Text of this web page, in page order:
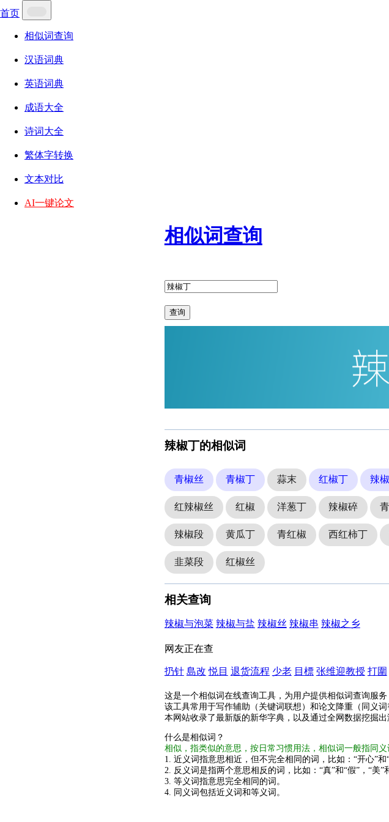
首页
相似词查询
汉语词典
英语词典
成语大全
诗词大全
繁体字转换
文本对比
AI一键论文
相似词查询
查询
辣椒丁的相似词
青椒丝 青椒丁 蒜末 红椒丁 辣
红辣椒丝 红椒 洋葱丁 辣椒碎
辣椒段 黄瓜丁 青红椒 西红柿丁
韭菜段 红椒丝
相关查询
辣椒与泡菜 辣椒与盐 辣椒丝 辣椒串 辣椒之乡
网友正在查
扔针 島改 悦目 退货流程 少老 目標 张维迎教授 打圍
这是一个相似词在线查询工具，为用户提供相似词查询服
该工具常用于写作辅助（关键词联想）和论文降重（同义词
本网站收录了最新版的新华字典，以及通过全网数据挖掘
什么是相似词？
相似，指类似的意思，按日常习惯用法，相似词一般指同
1. 近义词指意思相近，但不完全相同的词，比如：“开心”和
2. 反义词是指两个意思相反的词，比如：“真”和“假”，“美”
3. 等义词指意思完全相同的词。
4. 同义词包括近义词和等义词。